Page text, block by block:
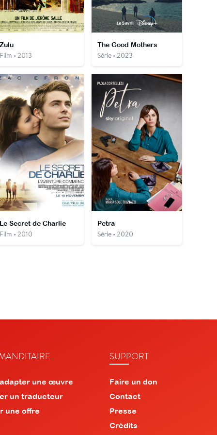
• 2013
The Good Mothers
Série • 2023
Secret de Charlie
• 2010
Petra
Série • 2020
une œuvre
un traducteur
une offre
SUPPORT
Faire un don
Contact
Presse
Crédits